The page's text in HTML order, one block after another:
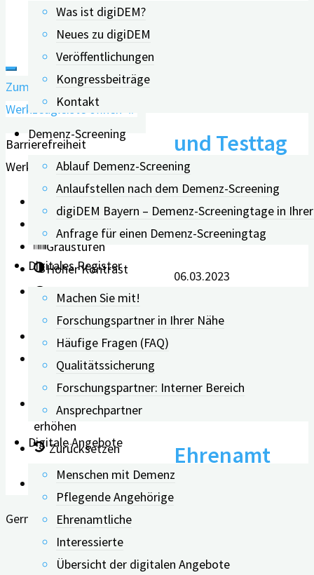
Was ist digiDEM?
Neues zu digiDEM
Veröffentlichungen
Kongressbeiträge
Kontakt
Demenz-Screening
Ablauf Demenz-Screening
Anlaufstellen nach dem Demenz-Screening
digiDEM Bayern – Demenz-Screeningtage in
Anfrage für einen Demenz-Screeningtag
Digitales Register
Machen Sie mit!
Forschungspartner in Ihrer Nähe
Häufige Fragen (FAQ)
Qualitätssicherung
Forschungspartner: Interner Bereich
Ansprechpartner
Digitale Angebote
Menschen mit Demenz
Pflegende Angehörige
Ehrenamtliche
Interessierte
Übersicht der digitalen Angebote
und Testtag
in
Schwarzach
06.03.2023
Ehrenamt
Zum Inhalt springen
Werkzeugleiste öffnen
Barrierefreiheit
Werkzeuge
Graustufen
Hoher Kontrast
Negativer
Kontrast
Heller Hintergrund
Links
unterstreichen
Lesbarkeit
erhöhen
Zurücksetzen
Leichte Sprache
German